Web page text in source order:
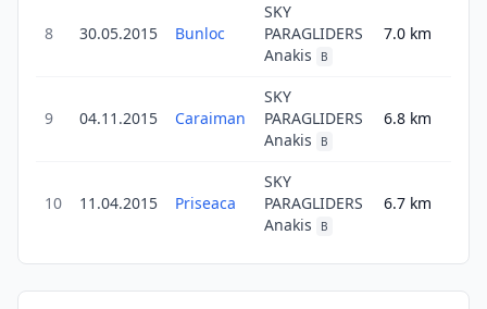
8 30.05.2015 Bunloc
SKY
PARAGLIDERS
Anakis
B
7.0 km
9 04.11.2015 Caraiman
SKY
PARAGLIDERS
Anakis
B
6.8 km
10 11.04.2015 Priseaca
SKY
PARAGLIDERS
Anakis
B
6.7 km